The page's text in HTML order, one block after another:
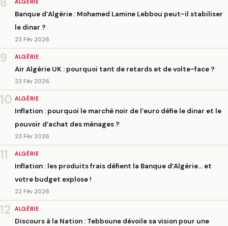
ALGÉRIE
Banque d’Algérie : Mohamed Lamine Lebbou peut-il stabiliser
le dinar ?
23 Fév 2026
9 ALGÉRIE
Air Algérie UK : pourquoi tant de retards et de volte-face ?
23 Fév 2026
10 ALGÉRIE
Inflation : pourquoi le marché noir de l’euro défie le dinar et le
pouvoir d’achat des ménages ?
23 Fév 2026
11 ALGÉRIE
Inflation : les produits frais défient la Banque d’Algérie… et
votre budget explose !
22 Fév 2026
12 ALGÉRIE
Discours à la Nation : Tebboune dévoile sa vision pour une